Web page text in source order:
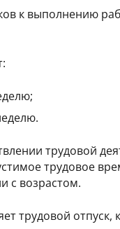
к выполнению
трудовой
трудовое
с возрастом.
трудовой